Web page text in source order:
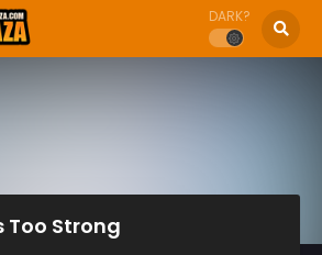
DARK?
Too Strong